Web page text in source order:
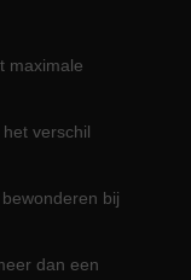
maximale
verschil
bij
dan een